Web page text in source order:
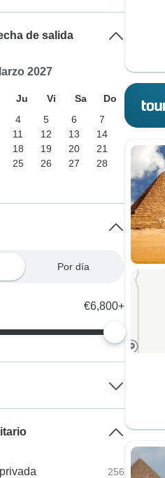
de salida
2027
Ju Vi Sa
Do
4 5 6
7
11 12 13
14
18 19 20
21
25 26 27
28
Por día
€6,800+
256